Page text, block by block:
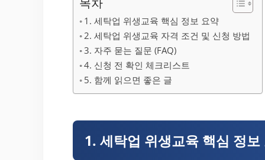
1. 세탁업 위생교육 핵심 정보 요약
2. 세탁업 위생교육 자격 조건 및 신청 방법
3. 자주 묻는 질문 (FAQ)
4. 신청 전 확인 체크리스트
5. 함께 읽으면 좋은 글
1. 세탁업 위생교육 핵심 정보